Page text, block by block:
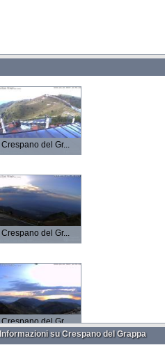
Crespano del Gr...
Crespano del Gr...
Crespano del Gr...
Informazioni su Crespano del Grappa